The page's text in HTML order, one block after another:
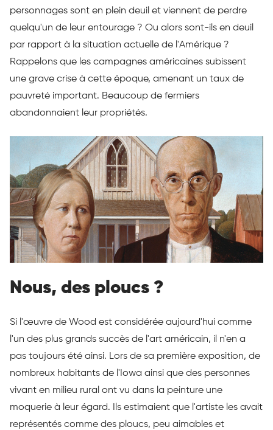
personnages sont en plein deuil et viennent de perdre
quelqu'un de leur entourage ? Ou alors sont-ils en deuil
par rapport à la situation actuelle de l'Amérique ?
Rappelons que les campagnes américaines subissent
une grave crise à cette époque, amenant un taux de
pauvreté important. Beaucoup de fermiers
abandonnaient leur propriétés.
Nous, des ploucs ?
Si l'œuvre de Wood est considérée aujourd'hui comme
l'un des plus grands succès de l'art américain, il n'en a
pas toujours été ainsi. Lors de sa première exposition, de
nombreux habitants de l'Iowa ainsi que des personnes
vivant en milieu rural ont vu dans la peinture une
moquerie à leur égard. Ils estimaient que l'artiste les avait
représentés comme des ploucs, peu aimables et